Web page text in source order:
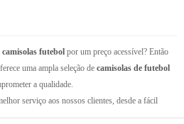
camisolas futebol por um preço acessível? Então
uma ampla seleção de camisolas de futebol
a qualidade.
serviço aos nossos clientes, desde a fácil
de seus pedidos. Com nossa equipe de